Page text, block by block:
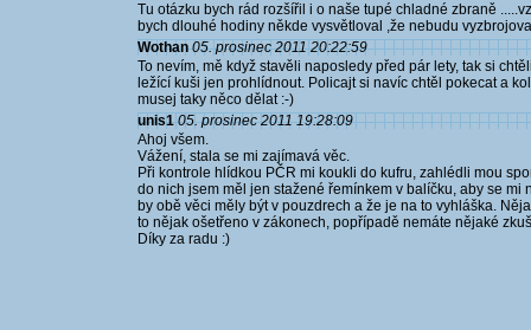
Tu otázku bych rád rozšířil i o naše tupé chladné zbraně
bych dlouhé hodiny někde vysvětloval ,že nebudu
Wothan 05. prosinec 2011 20:22:59
To nevím, mě když stavěli naposledy před pár lety, tak si
ležící kuši jen prohlídnout. Policajt si navíc chtěl pokecat a
musej taky něco dělat :-)
unis1 05. prosinec 2011 19:28:09
Ahoj všem.
Vážení, stala se mi zajímavá věc.
Při kontrole hlídkou PČR mi koukli do kufru, zahlédli mou
do nich jsem měl jen stažené řemínkem v balíčku, aby se mi
by obě věci měly být v pouzdrech a že je na to vyhláška.
to nějak ošetřeno v zákonech, popřípadě nemáte nějaké
Díky za radu :)